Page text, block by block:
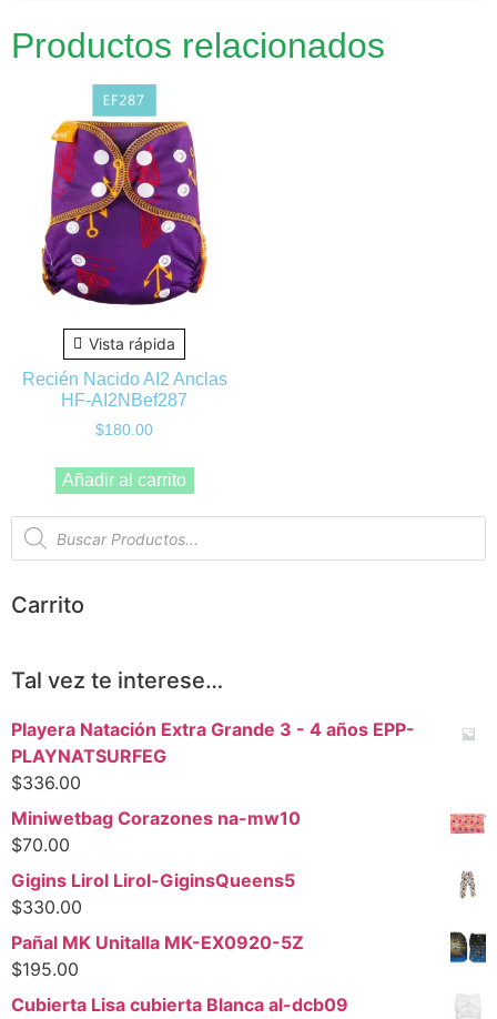
Productos relacionados
Vista rápida
Recién Nacido AI2 Anclas
HF-AI2NBef287
$180.00
Añadir al carrito
Carrito
Tal vez te interese…
Playera Natación Extra Grande 3 - 4 años EPP-
PLAYNATSURFEG
$336.00
Miniwetbag Corazones na-mw10
$70.00
Gigins Lirol Lirol-GiginsQueens5
$330.00
Pañal MK Unitalla MK-EX0920-5Z
$195.00
Cubierta Lisa cubierta Blanca al-dcb09